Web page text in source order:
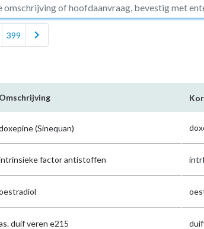
399 chevron_right
Omschrijving
(Sinequan)
factor antistoffen
duif veren e215